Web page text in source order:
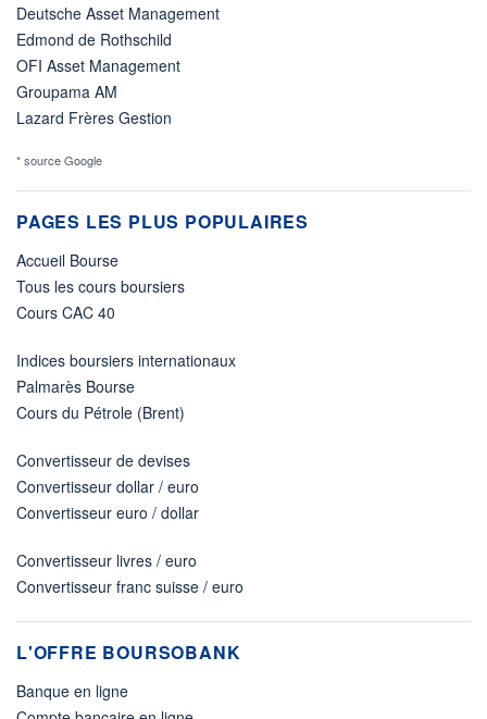
Deutsche Asset Management
Edmond de Rothschild
OFI Asset Management
Groupama AM
Lazard Frères Gestion
* source Google
PAGES LES PLUS POPULAIRES
Accueil Bourse
Tous les cours boursiers
Cours CAC 40
Indices boursiers internationaux
Palmarès Bourse
Cours du Pétrole (Brent)
Convertisseur de devises
Convertisseur dollar / euro
Convertisseur euro / dollar
Convertisseur livres / euro
Convertisseur franc suisse / euro
L'OFFRE BOURSOBANK
Banque en ligne